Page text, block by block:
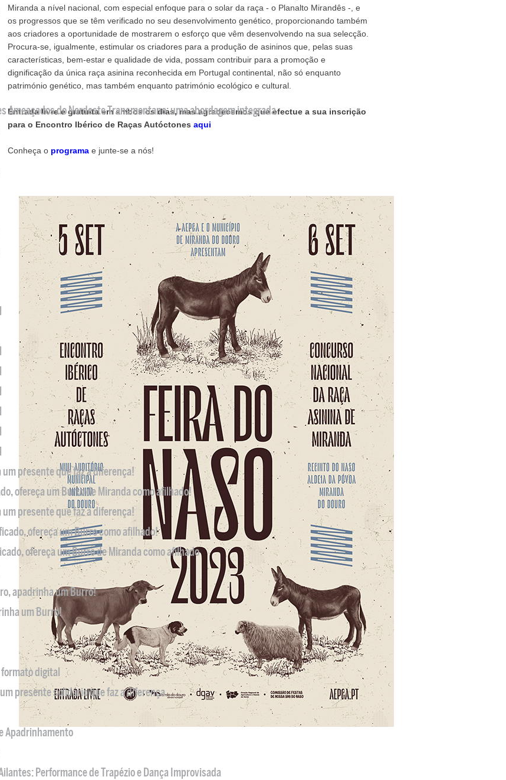
Miranda a nível nacional, com especial enfoque para o solar da raça - o Planalto Mirandês -, e
os progressos que se têm verificado no seu desenvolvimento genético, proporcionando também
aos criadores a oportunidade de mostrarem o esforço que vêm desenvolvendo na sua selecção.
Procura-se, igualmente, estimular os criadores para a produção de asininos que, pelas suas
características, bem-estar e qualidade de vida, possam contribuir para a promoção e
dignificação da única raça asinina reconhecida em Portugal continental, não só enquanto
património genético, mas também enquanto património ecológico e cultural.
Entrada livre e gratuita em ambos os dias, mas agradecemos que efectue a sua inscrição
para o Encontro Ibérico de Raças Autóctones aqui
Conheça o programa e junte-se a nós!
Ameaçados do Nordeste Transmontano: uma abordagem integrada
um presente que faz a diferença!
ofereça um Burro de Miranda como afilhado!
um presente que faz a diferença!
ofereça um Burro como afilhado!
ofereça um Burro de Miranda como afilhado
apadrinha um Burro!
um Burro!
digital
presente solidário que faz a diferença.
Apadrinhamento
Performance de Trapézio e Dança Improvisada